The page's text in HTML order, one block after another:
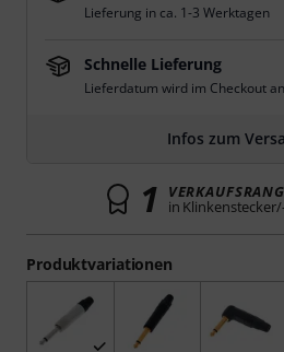
Produktvariationen
Lieferung in ca. 1-3 Werktagen
Schnelle Lieferung
Lieferdatum wird im Checkout
Infos zum
1 VERKAUFSRANG
in